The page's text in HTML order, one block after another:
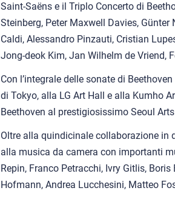
Saint-Saëns e il Triplo Concerto di
Steinberg, Peter Maxwell Davies,
Caldi, Alessandro Pinzauti, Cristian
Jong-deok Kim, Jan Wilhelm de Vriend,
Con l’integrale delle sonate di
di Tokyo, alla LG Art Hall e alla Kumho
Beethoven al prestigiosissimo Seoul Arts
Oltre alla quindicinale collaborazione in
alla musica da camera con importanti
Repin, Franco Petracchi, Ivry Gitlis,
Hofmann, Andrea Lucchesini, Matteo